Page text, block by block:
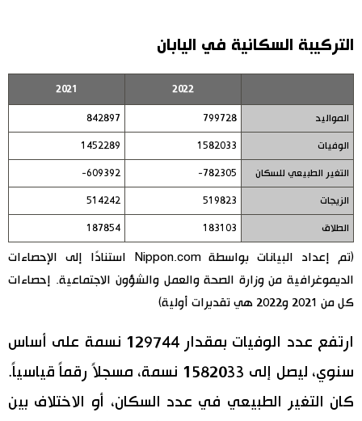
التركيبة السكانية في اليابان
2022
2021
المواليد 799728
842897
الوفيات 1582033
1452289
التغير الطبيعي للسكان 782305-
609392-
الزيجات 519823
514242
الطلاق 183103
187854
(تم إعداد البيانات بواسطة Nippon.com استنادًا إلى الإحصاءات
الديموغرافية من وزارة الصحة والعمل والشؤون الاجتماعية. إحصاءات
كل من 2021 و2022 هي تقديرات أولية)
ارتفع عدد الوفيات بمقدار 129744 نسمة على أساس
سنوي، ليصل إلى 1582033 نسمة، مسجلاً رقماً قياسياً.
كان التغير الطبيعي في عدد السكان، أو الاختلاف بين